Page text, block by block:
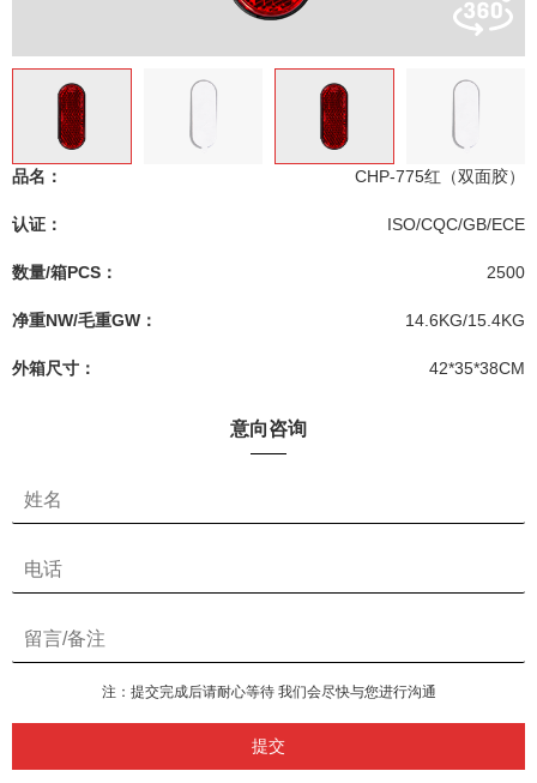
品名： CHP-775红（双面胶）
认证： ISO/CQC/GB/ECE
数量/箱PCS： 2500
净重NW/毛重GW： 14.6KG/15.4KG
外箱尺寸： 42*35*38CM
意向咨询
提交
注：提交完成后请耐心等待 我们会尽快与您进行沟通